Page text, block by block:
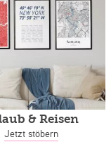
& Reisen
Jetzt stöbern